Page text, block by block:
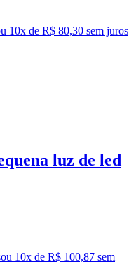
10x de R$ 80,30 sem juros
luz de led
ou 10x de R$ 100,87 sem